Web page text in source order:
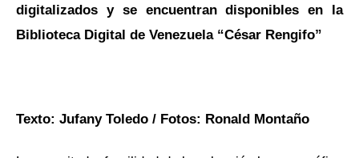
digitalizados y se encuentran disponibles en la
Biblioteca Digital de Venezuela “César Rengifo”
Texto: Jufany Toledo / Fotos: Ronald Montaño